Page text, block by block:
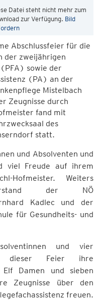
Datei steht nicht mehr zum
zur Verfügung. Bild
Abschlussfeier für die
der zweijährigen
sowie der
(PA) an der
Mistelbach
Zeugnisse durch
fand mit
des
statt.
und Absolventen und
viel Freude auf ihrem
Hofmeister. Weiters
der NÖ
Kadlec und der
für Gesundheits- und
und vier
dieser Feier ihre
Elf Damen und sieben
Zeugnisse über den
freuen.